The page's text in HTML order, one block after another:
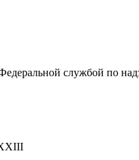
службой по